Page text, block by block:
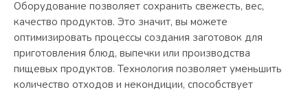
Оборудование позволяет сохранить свежесть, вес,
качество продуктов. Это значит, вы можете
оптимизировать процессы создания заготовок для
приготовления блюд, выпечки или производства
пищевых продуктов. Технология позволяет уменьшить
количество отходов и некондиции, способствует